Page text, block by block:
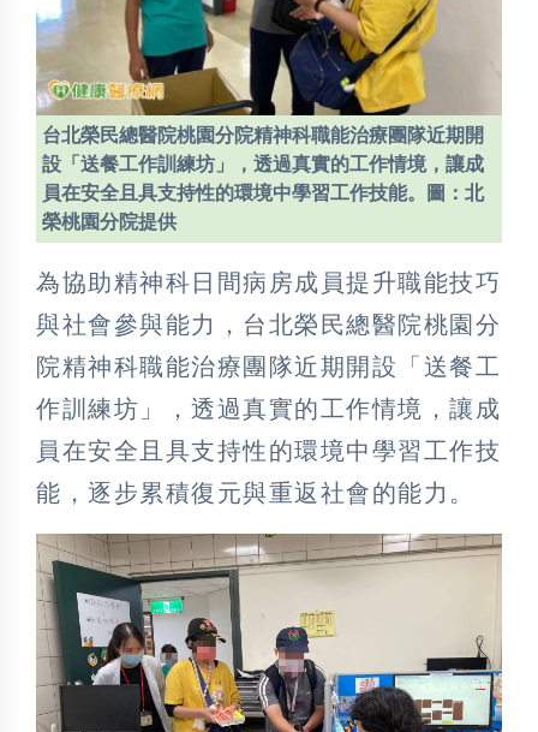
台北榮民總醫院桃園分院精神科職能治療團隊近期開
設「送餐工作訓練坊」，透過真實的工作情境，讓成
員在安全且具支持性的環境中學習工作技能。圖：北
榮桃園分院提供
為協助精神科日間病房成員提升職能技巧
與社會參與能力，台北榮民總醫院桃園分
院精神科職能治療團隊近期開設「送餐工
作訓練坊」，透過真實的工作情境，讓成
員在安全且具支持性的環境中學習工作技
能，逐步累積復元與重返社會的能力。